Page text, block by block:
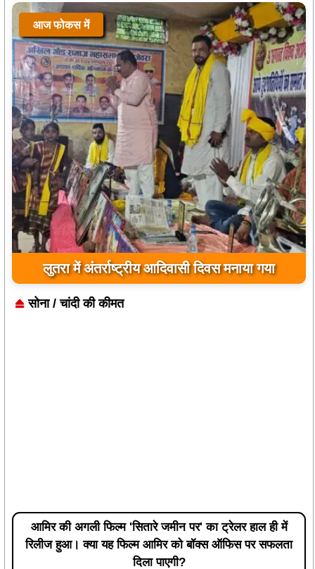
आज फोकस में
लुतरा में अंतर्राष्ट्रीय आदिवासी दिवस मनाया गया
सोना / चांदी की कीमत
आमिर की अगली फिल्म 'सितारे जमीन पर' का ट्रेलर हाल ही में
रिलीज हुआ। क्या यह फिल्म आमिर को बॉक्स ऑफिस पर सफलता
दिला पाएगी?